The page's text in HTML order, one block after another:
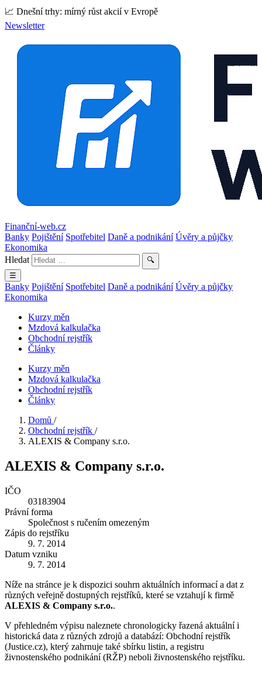
📈 Dnešní trhy: mírný růst akcií v Evropě
Newsletter
Finanční-web.cz
Banky Pojištění Spotřebitel Daně a podnikání Úvěry a půjčky
Ekonomika
Hledat
🔍
☰
Banky Pojištění Spotřebitel Daně a podnikání Úvěry a půjčky
Ekonomika
Kurzy měn
Mzdová kalkulačka
Obchodní rejstřík
Články
Kurzy měn
Mzdová kalkulačka
Obchodní rejstřík
Články
Domů /
Obchodní rejstřík /
ALEXIS & Company s.r.o.
ALEXIS & Company s.r.o.
IČO
03183904
Právní forma
Společnost s ručením omezeným
Zápis do rejstříku
9. 7. 2014
Datum vzniku
9. 7. 2014
Níže na stránce je k dispozici souhrn aktuálních informací a dat z
různých veřejně dostupných rejstříků, které se vztahují k firmě
ALEXIS & Company s.r.o..
V přehledném výpisu naleznete chronologicky řazená aktuální i
historická data z různých zdrojů a databází: Obchodní rejstřík
(Justice.cz), který zahrnuje také sbírku listin, a registru
živnostenského podnikání (RŽP) neboli živnostenského rejstříku.